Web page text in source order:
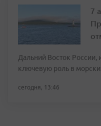
7
Дальний Восток России,
ключевую роль в
сегодня, 13:46